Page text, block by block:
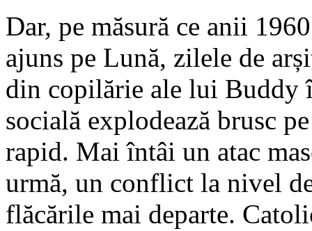
Dar, pe măsură ce anii
ajuns pe Lună, zilele de
din copilărie ale lui Buddy
socială explodează brusc
rapid. Mai întâi un atac
urmă, un conflict la nivel
flăcările mai departe.